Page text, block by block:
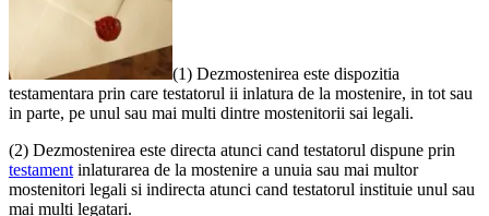
(1) Dezmostenirea este dispozitia
testamentara prin care testatorul ii inlatura de la mostenire, in tot sau
in parte, pe unul sau mai multi dintre mostenitorii sai legali.
(2) Dezmostenirea este directa atunci cand testatorul dispune prin
testament inlaturarea de la mostenire a unuia sau mai multor
mostenitori legali si indirecta atunci cand testatorul instituie unul sau
mai multi legatari.